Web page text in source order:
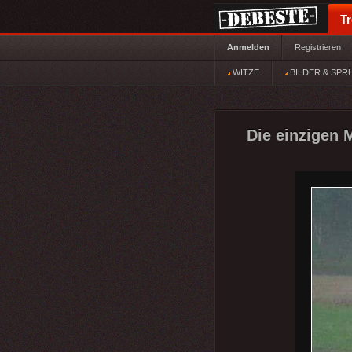
Anmelden Registrieren
WITZE BILDER &
Die einzigen